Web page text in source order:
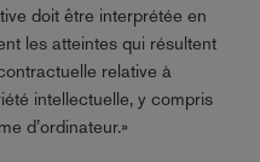
doit être interprétée en
les atteintes qui résultent
relative à
intellectuelle, y compris
d’ordinateur.»